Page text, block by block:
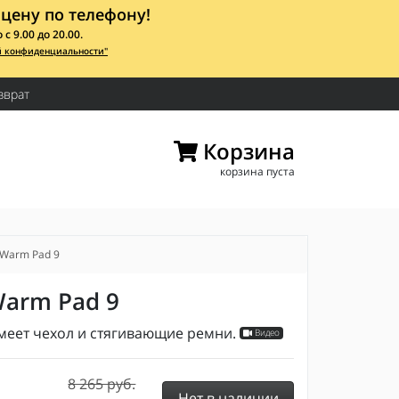
по телефону!
9.00 до 20.00.
конфиденциальности"
Корзина
корзина пуста
Pad 9
Pad 9
чехол и стягивающие ремни. Видео
8 265 руб.